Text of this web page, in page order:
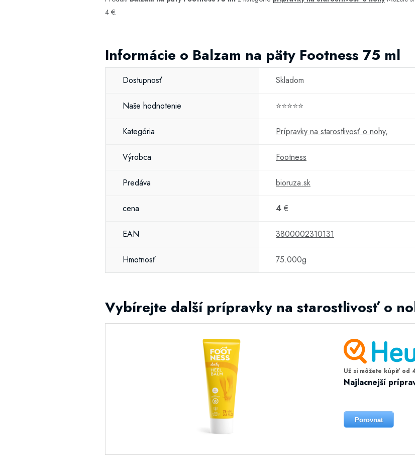
4 €.
Informácie o Balzam na päty Footness 75 ml
Dostupnosť Skladom
Naše hodnotenie ⭐⭐⭐⭐⭐
Kategória Prípravky na starostlivosť o nohy,
Výrobca Footness
Predáva bioruza.sk
cena 4 €
EAN 3800002310131
Hmotnosť 75.000g
Vybírejte další prípravky na starostlivosť o
Už si môžete kúpiť od
Najlacnejší
Porovnat